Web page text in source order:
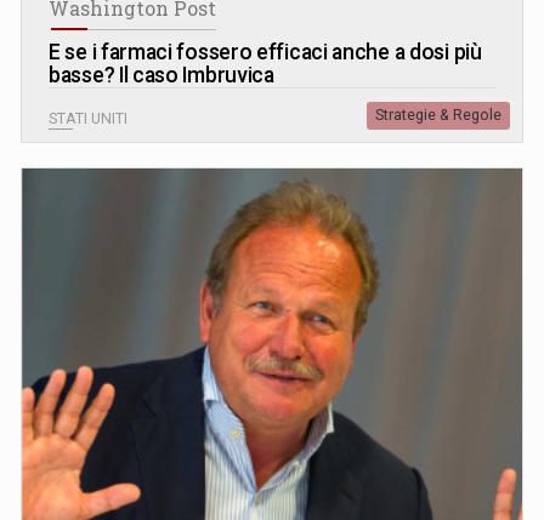
Washington Post
E se i farmaci fossero efficaci anche a dosi più
basse? Il caso Imbruvica
STATI UNITI Strategie & Regole